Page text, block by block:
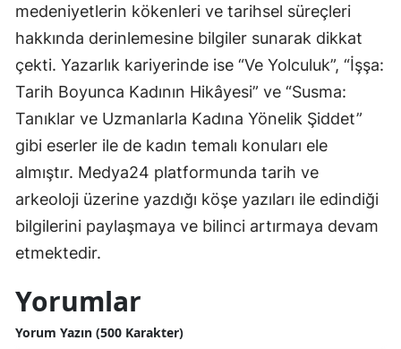
medeniyetlerin kökenleri ve tarihsel süreçleri
hakkında derinlemesine bilgiler sunarak dikkat
çekti. Yazarlık kariyerinde ise “Ve Yolculuk”, “İşşa:
Tarih Boyunca Kadının Hikâyesi” ve “Susma:
Tanıklar ve Uzmanlarla Kadına Yönelik Şiddet”
gibi eserler ile de kadın temalı konuları ele
almıştır. Medya24 platformunda tarih ve
arkeoloji üzerine yazdığı köşe yazıları ile edindiği
bilgilerini paylaşmaya ve bilinci artırmaya devam
etmektedir.
Yorumlar
Yorum Yazın (500 Karakter)